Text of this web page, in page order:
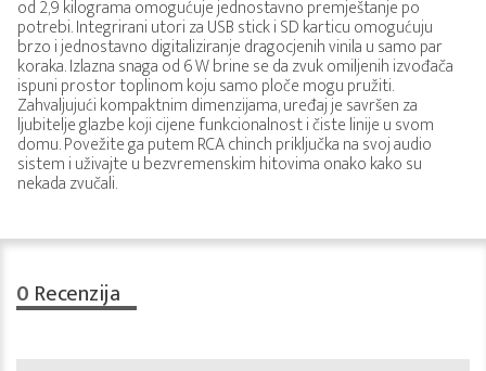
od 2,9 kilograma omogućuje jednostavno premještanje po
potrebi. Integrirani utori za USB stick i SD karticu omogućuju
brzo i jednostavno digitaliziranje dragocjenih vinila u samo par
koraka. Izlazna snaga od 6 W brine se da zvuk omiljenih izvođača
ispuni prostor toplinom koju samo ploče mogu pružiti.
Zahvaljujući kompaktnim dimenzijama, uređaj je savršen za
ljubitelje glazbe koji cijene funkcionalnost i čiste linije u svom
domu. Povežite ga putem RCA chinch priključka na svoj audio
sistem i uživajte u bezvremenskim hitovima onako kako su
nekada zvučali.
0 Recenzija